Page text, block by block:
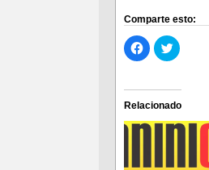
Comparte esto:
Haz
clic
para
Facebook
(Se
abre
en
una
Haz
clic
Twitter
(Se
abre
en
una
Relacionado